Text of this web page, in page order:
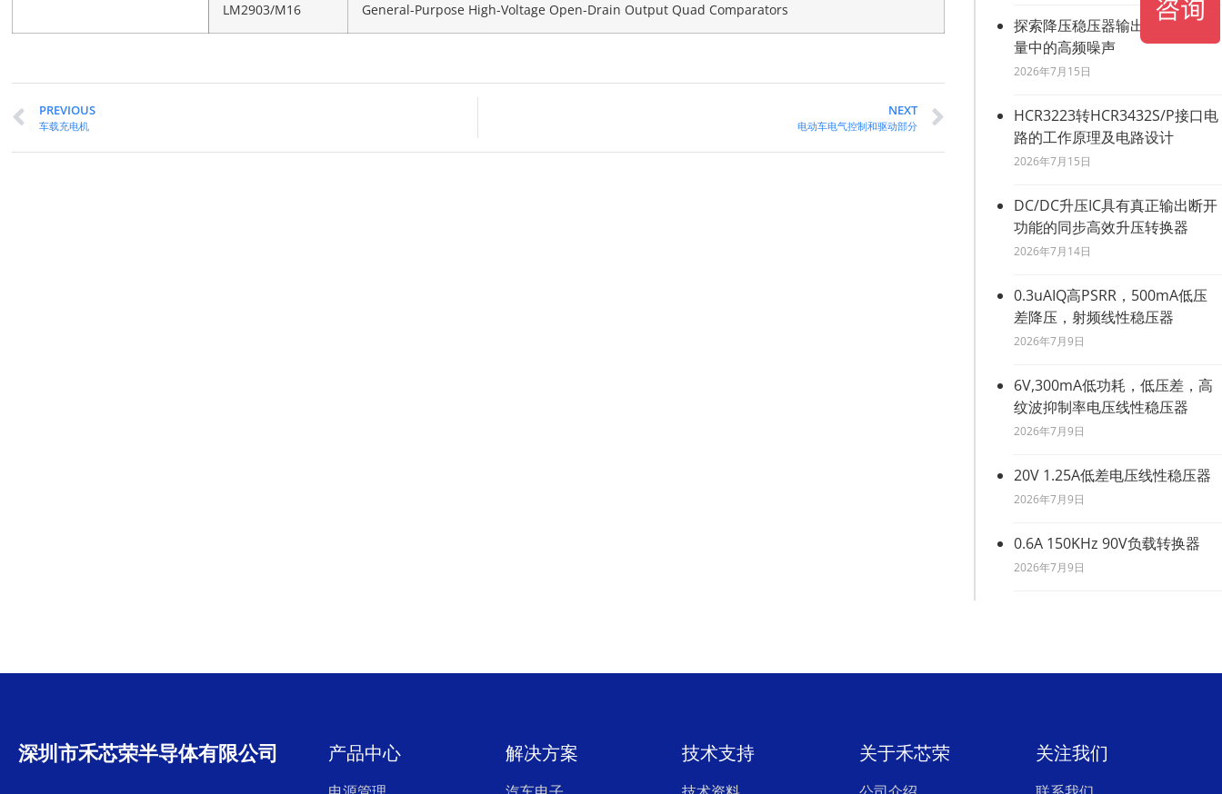
LM2903/M16 General-Purpose High-Voltage Open-Drain Output Quad Comparators
PREVIOUS
车载充电机
NEXT
电动车电气控制和驱动部分
探索降压稳压器输出电压纹波测
量中的高频噪声
2026年7月15日
HCR3223转HCR3432S/P接口电
路的工作原理及电路设计
2026年7月15日
DC/DC升压IC具有真正输出断开
功能的同步高效升压转换器
2026年7月14日
0.3uAIQ高PSRR，500mA低压
差降压，射频线性稳压器
2026年7月9日
6V,300mA低功耗，低压差，高
纹波抑制率电压线性稳压器
2026年7月9日
20V 1.25A低差电压线性稳压器
2026年7月9日
0.6A 150KHz 90V负载转换器
2026年7月9日
深圳市禾芯荣半导体有限公司 产品中心 解决方案 技术支持 关于禾芯荣 关注我们